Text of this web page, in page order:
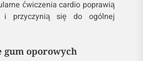
ćwiczenia cardio poprawią
i przyczynią się do ogólnej
oporowych